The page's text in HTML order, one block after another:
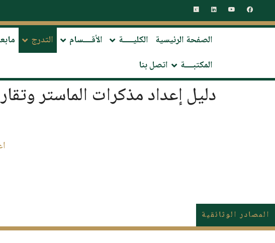
الصفحة الرئيسية الكليـــــة الأقــــسام التدرج
المكتبــــة
اتصل بنا
دليل إعداد مذكرات الماستر
المصادر الوثائقية